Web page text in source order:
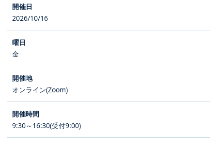
2026/10/16
金
オンライン(Zoom)
9:30～16:30(受付9:00)